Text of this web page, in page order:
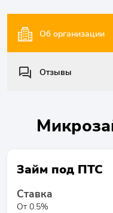
Об организации
Отзывы
Займ под ПТС
Ставка
От 0.5%